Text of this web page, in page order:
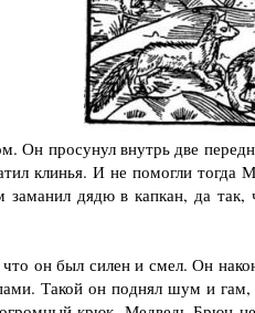
просунул внутрь две
клинья. И не помогли
заманил дядю в капкан, да
он был силен и смел. Он
Такой он поднял шум и